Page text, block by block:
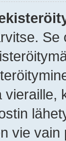
vieraille,
vie